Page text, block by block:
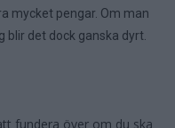
mycket pengar. Om man
blir det dock ganska dyrt.
fundera över om du ska